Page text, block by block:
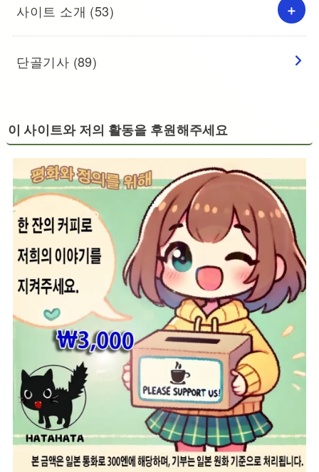
사이트 소개 (53)
단골기사 (89)
이 사이트와 저의 활동을 후원해주세요